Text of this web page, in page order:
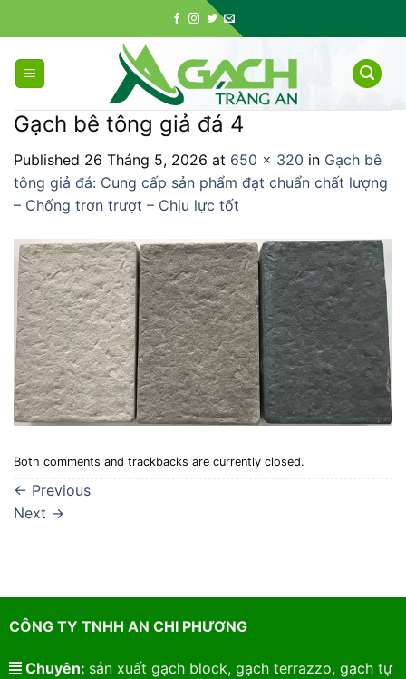
to
content
Gạch bê tông giả đá 4
Published 26 Tháng 5, 2026 at 650 × 320 in Gạch bê
tông giả đá: Cung cấp sản phẩm đạt chuẩn chất lượng
– Chống trơn trượt – Chịu lực tốt
Both comments and trackbacks are currently closed.
← Previous
Next →
CÔNG TY TNHH AN CHI PHƯƠNG
Chuyên: sản xuất gạch block, gạch terrazzo, gạch tự